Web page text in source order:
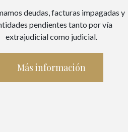
deudas, facturas impagadas y
pendientes tanto por vía
extrajudicial como judicial.
Más información